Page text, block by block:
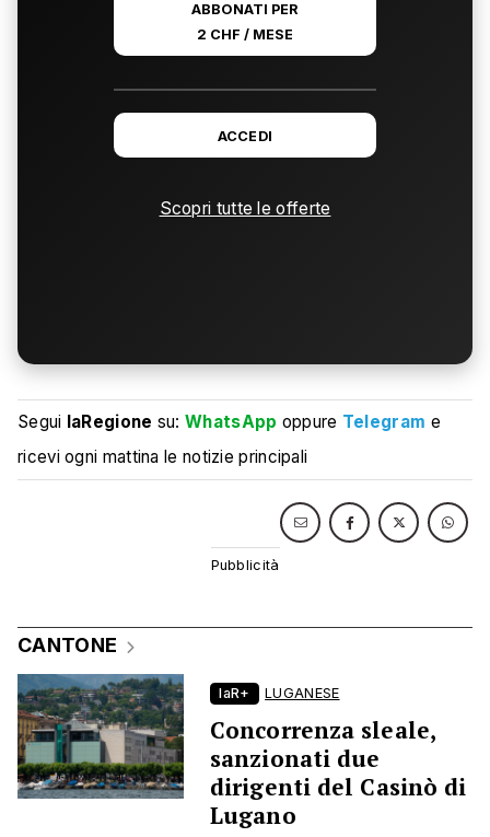
ABBONATI PER
2 CHF / MESE
ACCEDI
Scopri tutte le offerte
Segui laRegione su:WhatsApp oppure Telegram e
ricevi ogni mattina le notizie principali
CANTONE
laR+ LUGANESE
Concorrenza sleale,
sanzionati due
dirigenti del Casinò di
Lugano